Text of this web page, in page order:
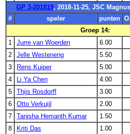
GP 3-201819, 2018-11-25, JSC
#
speler punten
Groep 14:
1
Jurre van Woerden 6.00
2
Jelle Westeneng 5.50
3
Rens Kuiper 5.00
4
Li Ya Chen 4.00
5
Thijs Rosdorff 3.00
6
Otto Verkuijl 2.00
7
Tanisha Hemanth Kumar 1.50
8
Kriti Das 1.00